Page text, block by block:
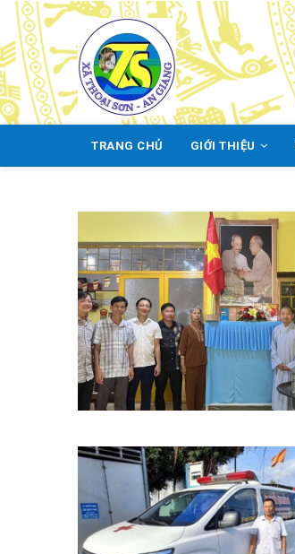
Skip
main
content
MAIN
TRANG CHỦ GIỚI THIỆU